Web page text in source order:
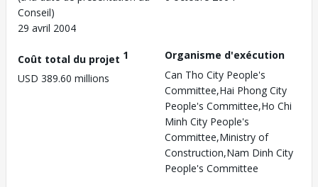
Conseil)
29 avril 2004
Coût total du projet 1
USD 389.60 millions
Organisme d'exécution
Can Tho City People's
Committee,Hai Phong City
People's Committee,Ho Chi
Minh City People's
Committee,Ministry of
Construction,Nam Dinh City
People's Committee